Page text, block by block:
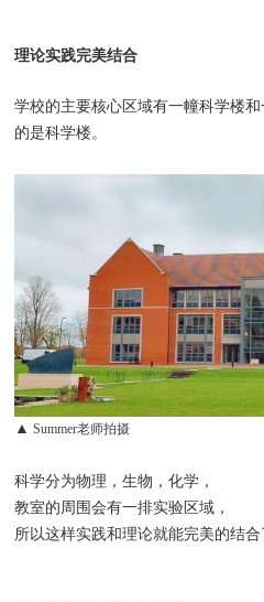
理论实践完美结合
学校的主要核心区域有一幢科学楼
的是科学楼。
▲ Summer老师拍摄
科学分为物理，生物，化学，
教室的周围会有一排实验区域，
所以这样实践和理论就能完美的结合